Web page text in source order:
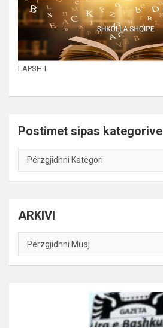
LAPSH-I
Postimet sipas kategorive
Postimet
kategorive
ARKIVI
ARKIVI